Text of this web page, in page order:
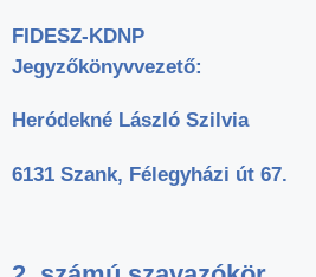
FIDESZ-KDNP
Jegyzőkönyvvezető:
Heródekné László Szilvia
6131 Szank, Félegyházi út 67.